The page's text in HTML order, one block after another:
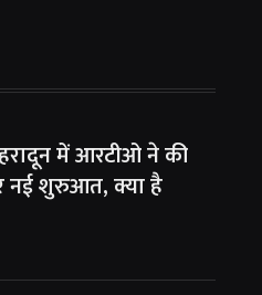
में आरटीओ ने की
नई शुरुआत, क्या है